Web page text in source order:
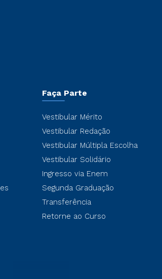
Faça Parte
Vestibular Mérito
Vestibular Redação
Vestibular Múltipla Escolha
Vestibular Solidário
Ingresso via Enem
Segunda Graduação
Transferência
Retorne ao Curso